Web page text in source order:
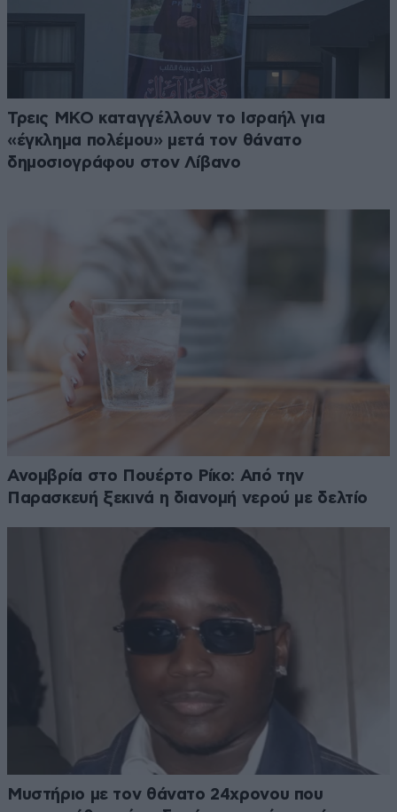
Τρεις ΜΚΟ καταγγέλλουν το Ισραήλ για
«έγκλημα πολέμου» μετά τον θάνατο
δημοσιογράφου στον Λίβανο
Ανομβρία στο Πουέρτο Ρίκο: Από την
Παρασκευή ξεκινά η διανομή νερού με δελτίο
Μυστήριο με τον θάνατο 24χρονου που